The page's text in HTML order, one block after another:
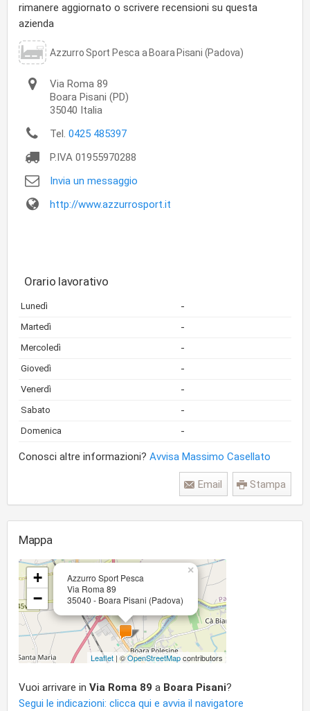
rimanere aggiornato o scrivere recensioni su questa
azienda
Azzurro Sport Pesca a Boara Pisani (Padova)
Via Roma 89
Boara Pisani (PD)
35040 Italia
Tel. 0425 485397
P.IVA 01955970288
Invia un messaggio
http://www.azzurrosport.it
Orario lavorativo
Lunedì -
Martedì -
Mercoledì -
Giovedì -
Venerdì -
Sabato -
Domenica -
Conosci altre informazioni? Avvisa Massimo Casellato
Stampa
Email
Mappa
Azzurro Sport Pesca
Via Roma 89
35040 - Boara Pisani (Padova)
×
+
−
Leaflet | ©OpenStreetMapcontributors
Vuoi arrivare in Via Roma 89 a Boara Pisani?
Segui le indicazioni: clicca qui e avvia il navigatore